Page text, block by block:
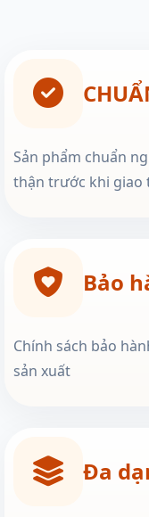
Sản phẩm chuẩn
thận trước khi giao
Bảo
Chính sách bảo
sản xuất
Đa